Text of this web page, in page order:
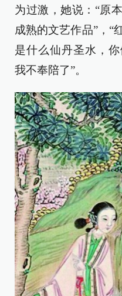
为过激，她说：“原
成熟的文艺作品”，“
是什么仙丹圣水，
我不奉陪了”。